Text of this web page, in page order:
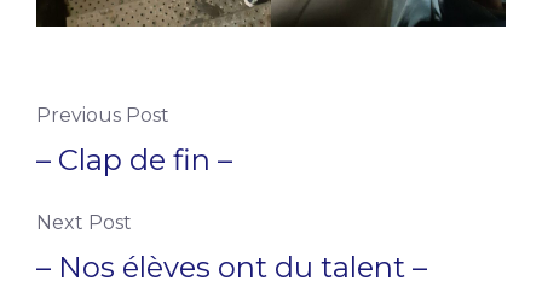
Previous Post
– Clap de fin –
Next Post
– Nos élèves ont du talent –